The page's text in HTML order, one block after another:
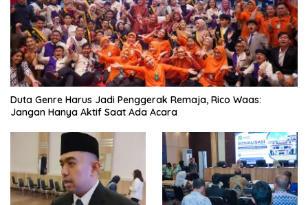
Duta Genre Harus Jadi Penggerak Remaja, Rico Waas:
Jangan Hanya Aktif Saat Ada Acara